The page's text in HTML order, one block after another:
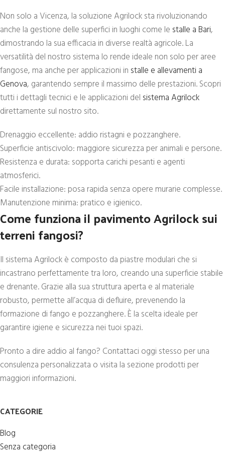
Non solo a Vicenza, la soluzione Agrilock sta rivoluzionando
anche la gestione delle superfici in luoghi come le stalle a Bari,
dimostrando la sua efficacia in diverse realtà agricole. La
versatilità del nostro sistema lo rende ideale non solo per aree
fangose, ma anche per applicazioni in stalle e allevamenti a
Genova, garantendo sempre il massimo delle prestazioni. Scopri
tutti i dettagli tecnici e le applicazioni del sistema Agrilock
direttamente sul nostro sito.
Drenaggio eccellente: addio ristagni e pozzanghere.
Superficie antiscivolo: maggiore sicurezza per animali e persone.
Resistenza e durata: sopporta carichi pesanti e agenti
atmosferici.
Facile installazione: posa rapida senza opere murarie complesse.
Manutenzione minima: pratico e igienico.
Come funziona il pavimento Agrilock sui
terreni fangosi?
Il sistema Agrilock è composto da piastre modulari che si
incastrano perfettamente tra loro, creando una superficie stabile
e drenante. Grazie alla sua struttura aperta e al materiale
robusto, permette all’acqua di defluire, prevenendo la
formazione di fango e pozzanghere. È la scelta ideale per
garantire igiene e sicurezza nei tuoi spazi.
Pronto a dire addio al fango? Contattaci oggi stesso per una
consulenza personalizzata o visita la sezione prodotti per
maggiori informazioni.
CATEGORIE
Blog
Senza categoria